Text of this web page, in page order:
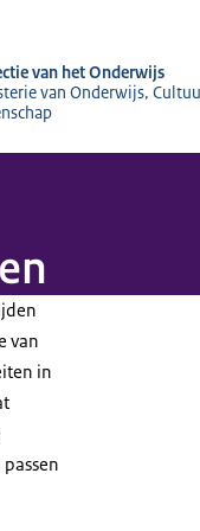
van het Onderwijs
van Onderwijs,
van
in